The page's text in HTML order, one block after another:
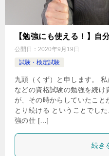
【勉強にも使える！】自
公開日： 2020年9月19日
試験・検定試験
九頭（くず）と申します。
などの資格試験の勉強を続け
が、その時からしていたこと
とり続ける ということでし
強の仕 […]
続き